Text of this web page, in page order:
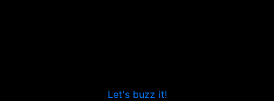
Let's buzz it!